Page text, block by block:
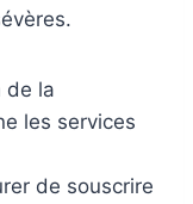
de la
les services
de souscrire